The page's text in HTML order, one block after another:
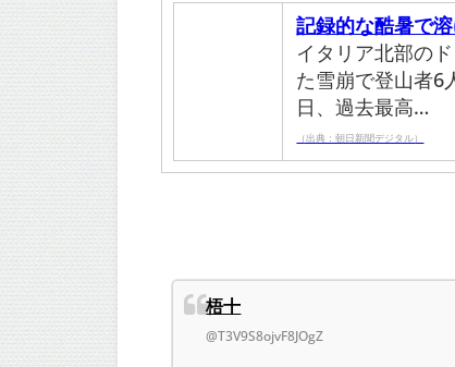
記録的な酷暑で
イタリア北部の
た雪崩で登山者6
日、過去最高…
（出典：朝日新聞デジタル）
梧十
@T3V9S8ojvF8JOgZ